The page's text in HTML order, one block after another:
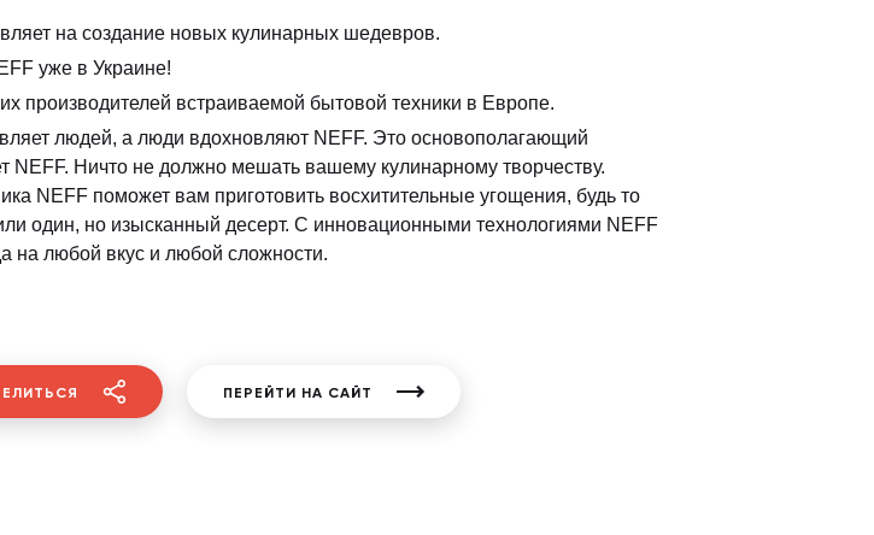
на создание новых кулинарных шедевров.
уже в Украине!
производителей встраиваемой бытовой техники в Европе.
людей, а люди вдохновляют NEFF. Это основополагающий
NEFF. Ничто не должно мешать вашему кулинарному творчеству.
NEFF поможет вам приготовить восхитительные угощения, будь то
один, но изысканный десерт. С инновационными технологиями NEFF
на любой вкус и любой сложности.
ПЕРЕЙТИ НА САЙТ